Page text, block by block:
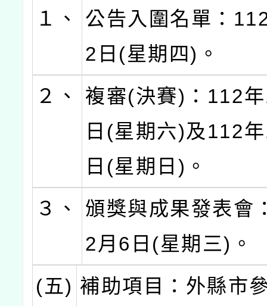
１、
公告入圍名單：
2日(星期四)。
２、
複審(決賽)：112
日(星期六)及112
日(星期日)。
３、
頒獎與成果發表會
2月6日(星期三)。
(五) 補助項目：外縣市